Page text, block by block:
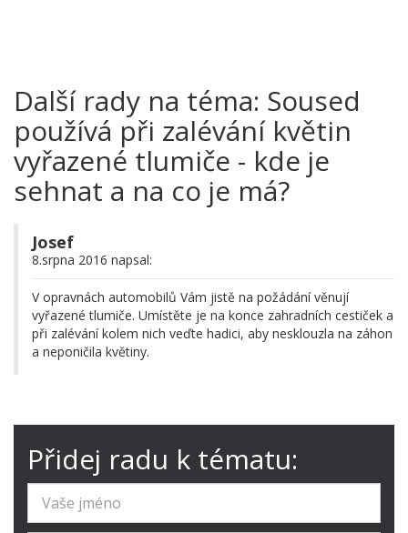
Další rady na téma: Soused
používá při zalévání květin
vyřazené tlumiče - kde je
sehnat a na co je má?
Josef
8.srpna 2016 napsal:
V opravnách automobilů Vám jistě na požádání věnují
vyřazené tlumiče. Umístěte je na konce zahradních cestiček a
při zalévání kolem nich veďte hadici, aby nesklouzla na záhon
a neponičila květiny.
Přidej radu k tématu: